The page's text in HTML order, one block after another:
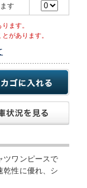
す
ます。
があります。
ツワンピースで
乾性に優れ、シ